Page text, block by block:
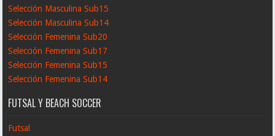
Selección Masculina Sub15
Selección Masculina Sub14
Selección Femenina Sub20
Selección Femenina Sub17
Selección Femenina Sub15
Selección Femenina Sub14
FUTSAL Y BEACH SOCCER
Futsal